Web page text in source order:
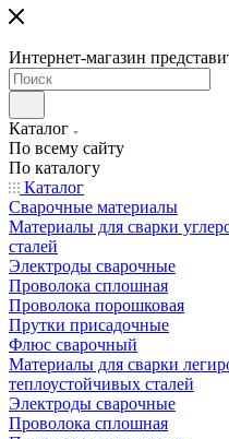
Интернет-магазин
Каталог
По всему сайту
По каталогу
Каталог
Сварочные материалы
Материалы для сварки
сталей
Электроды сварочные
Проволока сплошная
Проволока порошковая
Прутки присадочные
Флюс сварочный
Материалы для сварки
теплоустойчивых сталей
Электроды сварочные
Проволока сплошная